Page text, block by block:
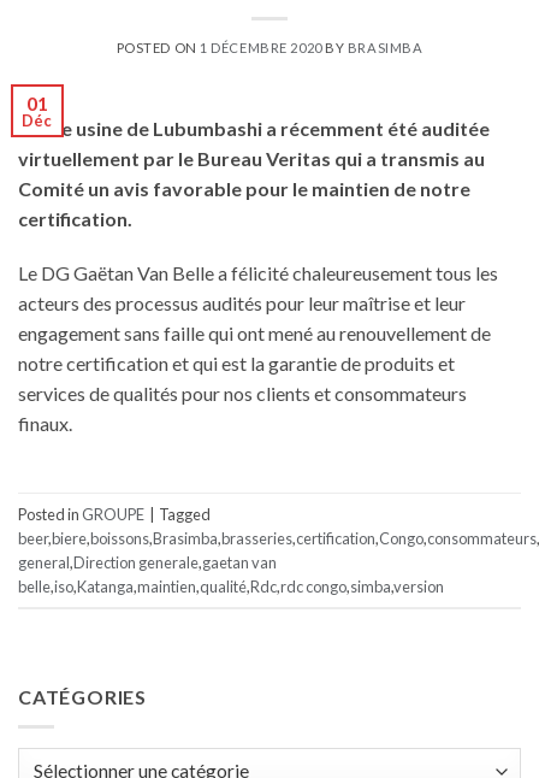
POSTED ON 1 DÉCEMBRE 2020 BY BRASIMBA
01
Déc
Notre usine de Lubumbashi a récemment été auditée
virtuellement par le Bureau Veritas qui a transmis au
Comité un avis favorable pour le maintien de notre
certification.
Le DG Gaëtan Van Belle a félicité chaleureusement tous les
acteurs des processus audités pour leur maîtrise et leur
engagement sans faille qui ont mené au renouvellement de
notre certification et qui est la garantie de produits et
services de qualités pour nos clients et consommateurs
finaux.
Posted in GROUPE
Tagged
beer,biere,boissons,Brasimba,brasseries,certification,Congo,consommateurs,
general,Direction generale,gaetan van
belle,iso,Katanga,maintien,qualité,Rdc,rdc congo,simba,version
CATÉGORIES
Catégories